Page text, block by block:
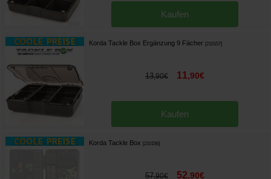
Kaufen
Korda Tackle Box Ergänzung 9 Fächer [210157]
13,90€ 11,90€
Kaufen
Korda Tackle Box [210156]
57,90€ 52,90€